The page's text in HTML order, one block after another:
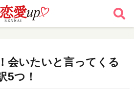
会いたいと言ってくる
5つ！